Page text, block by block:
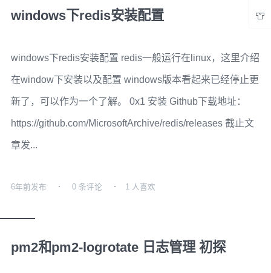
windows下redis安装配置
windows下redis安装配置 redis一般运行在linux，这里介绍
在window下安装以及配置 windows版本看起来已经停止更
新了，可以作为一个了解。 0x1 安装 Github下载地址：
https://github.com/MicrosoftArchive/redis/releases 截止文
章发...
6年前发布 0 条评论 1 人喜欢
pm2和pm2-logrotate 日志管理 初探